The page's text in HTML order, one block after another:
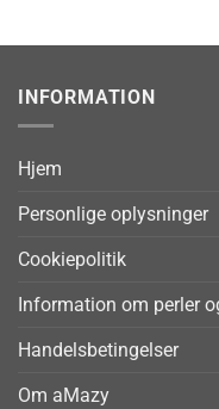
INFORMATION
Hjem
Personlige oplysninger
Cookiepolitik
Information om perler
Handelsbetingelser
Om aMazy